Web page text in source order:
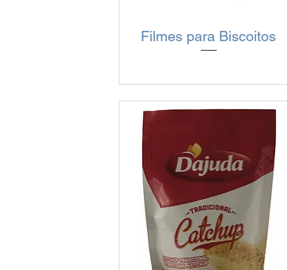
Visualização rápida
Filmes para Biscoitos